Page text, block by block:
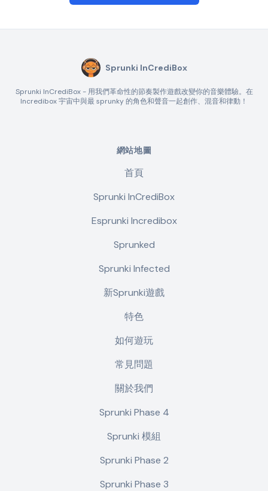
Sprunki InCrediBox
Sprunki InCrediBox - 用我們革命性的節奏製作遊戲改變你的音樂體驗。在
Incredibox 宇宙中與最 sprunky 的角色和聲音一起創作、混音和律動！
網站地圖
首頁
Sprunki InCrediBox
Esprunki Incredibox
Sprunked
Sprunki Infected
新Sprunki遊戲
特色
如何遊玩
常見問題
關於我們
Sprunki Phase 4
Sprunki 模組
Sprunki Phase 2
Sprunki Phase 3